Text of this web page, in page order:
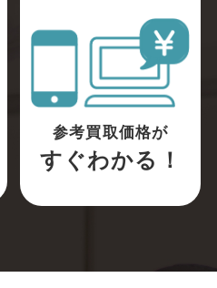
参考買取価格が
すぐわかる！